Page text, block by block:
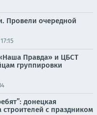
Провели очередной
Правда» и ЦБСТ
группировки
донецкая
с праздником